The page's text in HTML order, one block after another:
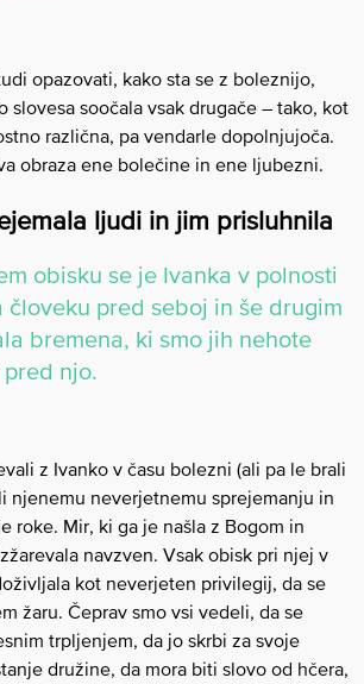
opazovati, kako sta se z boleznijo,
slovesa soočala vsak drugače – tako, kot
različna, pa vendarle dopolnjujoča.
obraza ene bolečine in ene ljubezni.
ljudi in jim prisluhnila
obisku se je Ivanka v polnosti
človeku pred seboj in še drugim
bremena, ki smo jih nehote
njo.
z Ivanko v času bolezni (ali pa le brali
njenemu neverjetnemu sprejemanju in
roke. Mir, ki ga je našla z Bogom in
navzven. Vsak obisk pri njej v
kot neverjeten privilegij, da se
žaru. Čeprav smo vsi vedeli, da se
trpljenjem, da jo skrbi za svoje
družine, da mora biti slovo od hčera,